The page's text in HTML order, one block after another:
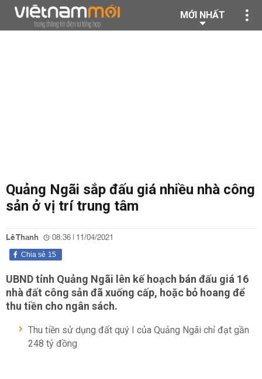
MỚI NHẤT
Quảng Ngãi sắp đấu giá nhiều nhà công
sản ở vị trí trung tâm
Lê Thanh 08:36 | 11/04/2021
15
Chia sẻ
UBND tỉnh Quảng Ngãi lên kế hoạch bán đấu giá 16
nhà đất công sản đã xuống cấp, hoặc bỏ hoang để
thu tiền cho ngân sách.
Thu tiền sử dụng đất quý I của Quảng Ngãi chỉ đạt gần
248 tỷ đồng